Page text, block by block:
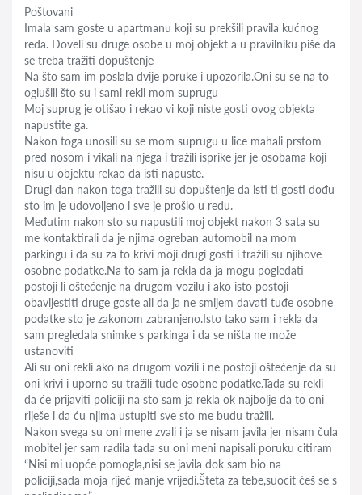
Poštovani
Imala sam goste u apartmanu koji su prekšili pravila kućnog
reda. Doveli su druge osobe u moj objekt a u pravilniku piše da
se treba tražiti dopuštenje
Na što sam im poslala dvije poruke i upozorila.Oni su se na to
oglušili što su i sami rekli mom suprugu
Moj suprug je otišao i rekao vi koji niste gosti ovog objekta
napustite ga.
Nakon toga unosili su se mom suprugu u lice mahali prstom
pred nosom i vikali na njega i tražili isprike jer je osobama koji
nisu u objektu rekao da isti napuste.
Drugi dan nakon toga tražili su dopuštenje da isti ti gosti dođu
sto im je udovoljeno i sve je prošlo u redu.
Međutim nakon sto su napustili moj objekt nakon 3 sata su
me kontaktirali da je njima ogreban automobil na mom
parkingu i da su za to krivi moji drugi gosti i tražili su njihove
osobne podatke.Na to sam ja rekla da ja mogu pogledati
postoji li oštećenje na drugom vozilu i ako isto postoji
obavijestiti druge goste ali da ja ne smijem davati tuđe osobne
podatke sto je zakonom zabranjeno.Isto tako sam i rekla da
sam pregledala snimke s parkinga i da se ništa ne može
ustanoviti
Ali su oni rekli ako na drugom vozili i ne postoji oštećenje da su
oni krivi i uporno su tražili tuđe osobne podatke.Tada su rekli
da će prijaviti policiji na sto sam ja rekla ok najbolje da to oni
riješe i da ću njima ustupiti sve sto me budu tražili.
Nakon svega su oni mene zvali i ja se nisam javila jer nisam čula
mobitel jer sam radila tada su oni meni napisali poruku citiram
“Nisi mi uopće pomogla,nisi se javila dok sam bio na
policiji,sada moja riječ manje vrijedi.Šteta za tebe,suocit ćeš se s